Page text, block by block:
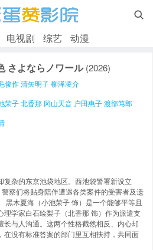

电视剧 综艺 动漫
さよならノワール (2026)
俊作清矢明子柳泽凌介
荣子北香那 冈山天音 户田惠子渡部笃郎
复杂的东京池袋地区。西池袋警署新设立
察们将贴身陪伴遭遇各类案件的受害者及遗
黑木夏海（小池荣子 饰）是一个能够平等且
学家白石绘梨子（北香那 饰）作为派遣支
与人沟通。这两个性格截然相反、内心却
在没有标准答案的部门里互相扶持，共同面